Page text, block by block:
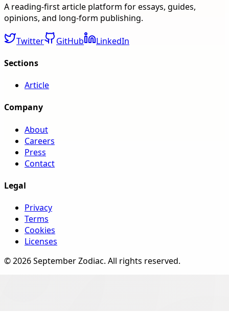
A reading-first article platform for essays, guides,
opinions, and long-form publishing.
Twitter GitHub
LinkedIn
Sections
Article
Company
About
Careers
Press
Contact
Legal
Privacy
Terms
Cookies
Licenses
©2026September Zodiac. All rights reserved.